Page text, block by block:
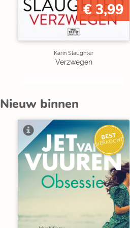
€ 3,99
Karin Slaughter
Verzwegen
Nieuw binnen
BEST
VERKOCHT